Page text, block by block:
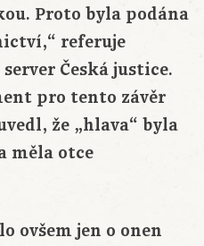
Proto byla podána
referuje
Česká justice.
pro tento závěr
že „hlava“ byla
měla otce
ovšem jen o onen